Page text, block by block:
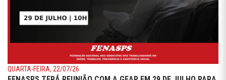
QUARTA-FEIRA, 22/07/26